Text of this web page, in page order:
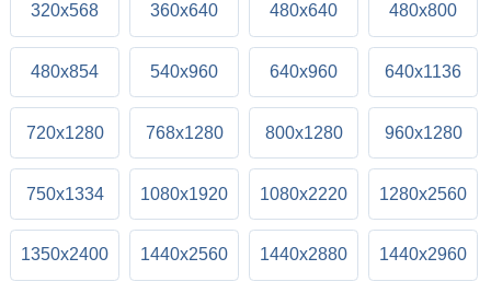
320x568 360x640 480x640 480x800
480x854 540x960 640x960 640x1136
720x1280 768x1280 800x1280 960x1280
750x1334 1080x1920 1080x2220 1280x2560
1350x2400 1440x2560 1440x2880 1440x2960